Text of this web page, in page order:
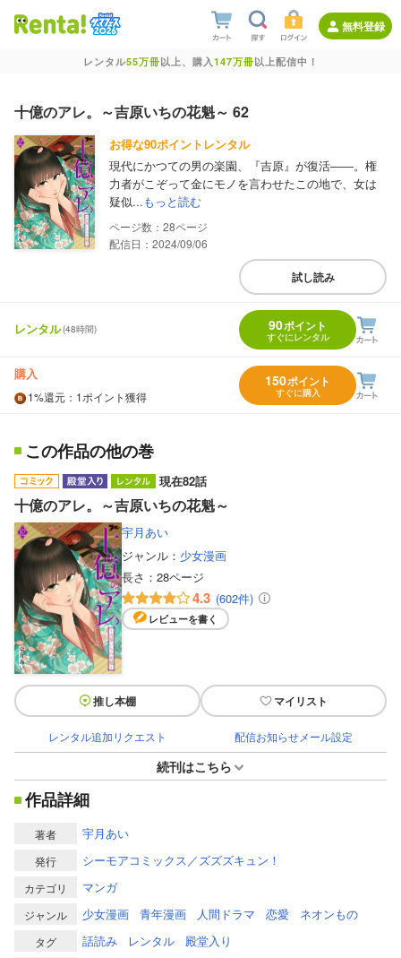
無料登録
レンタル55万冊以上、購入147万冊以上配信中！
十億のアレ。～吉原いちの花魁～ 62
お得な90ポイントレンタル
現代にかつての男の楽園、『吉原』が復活――。権
力者がこぞって金にモノを言わせたこの地で、女は
疑似...もっと読む
28
配信日：2024/09/06
試し読み
レンタル(48時間) 90ポイント
すぐにレンタル
購入
1%還元 ：1ポイント獲得
150ポイント
すぐに購入
この作品の他の巻
現在82話
十億のアレ。～吉原いちの花魁～
宇月あい
ジャンル： 少女漫画
長さ： 28ページ
4.3 (602件)
レビューを書く
推し本棚 マイリスト
レンタル追加リクエスト 配信お知らせメール設定
続刊はこちら
作品詳細
著者 宇月あい
発行 シーモアコミックス／ズズズキュン！
カテゴリ マンガ
ジャンル 少女漫画 青年漫画 人間ドラマ 恋愛 ネオンもの
タグ 話読み レンタル 殿堂入り